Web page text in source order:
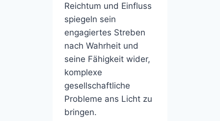
Reichtum und Einfluss
spiegeln sein
engagiertes Streben
nach Wahrheit und
seine Fähigkeit wider,
komplexe
gesellschaftliche
Probleme ans Licht zu
bringen.